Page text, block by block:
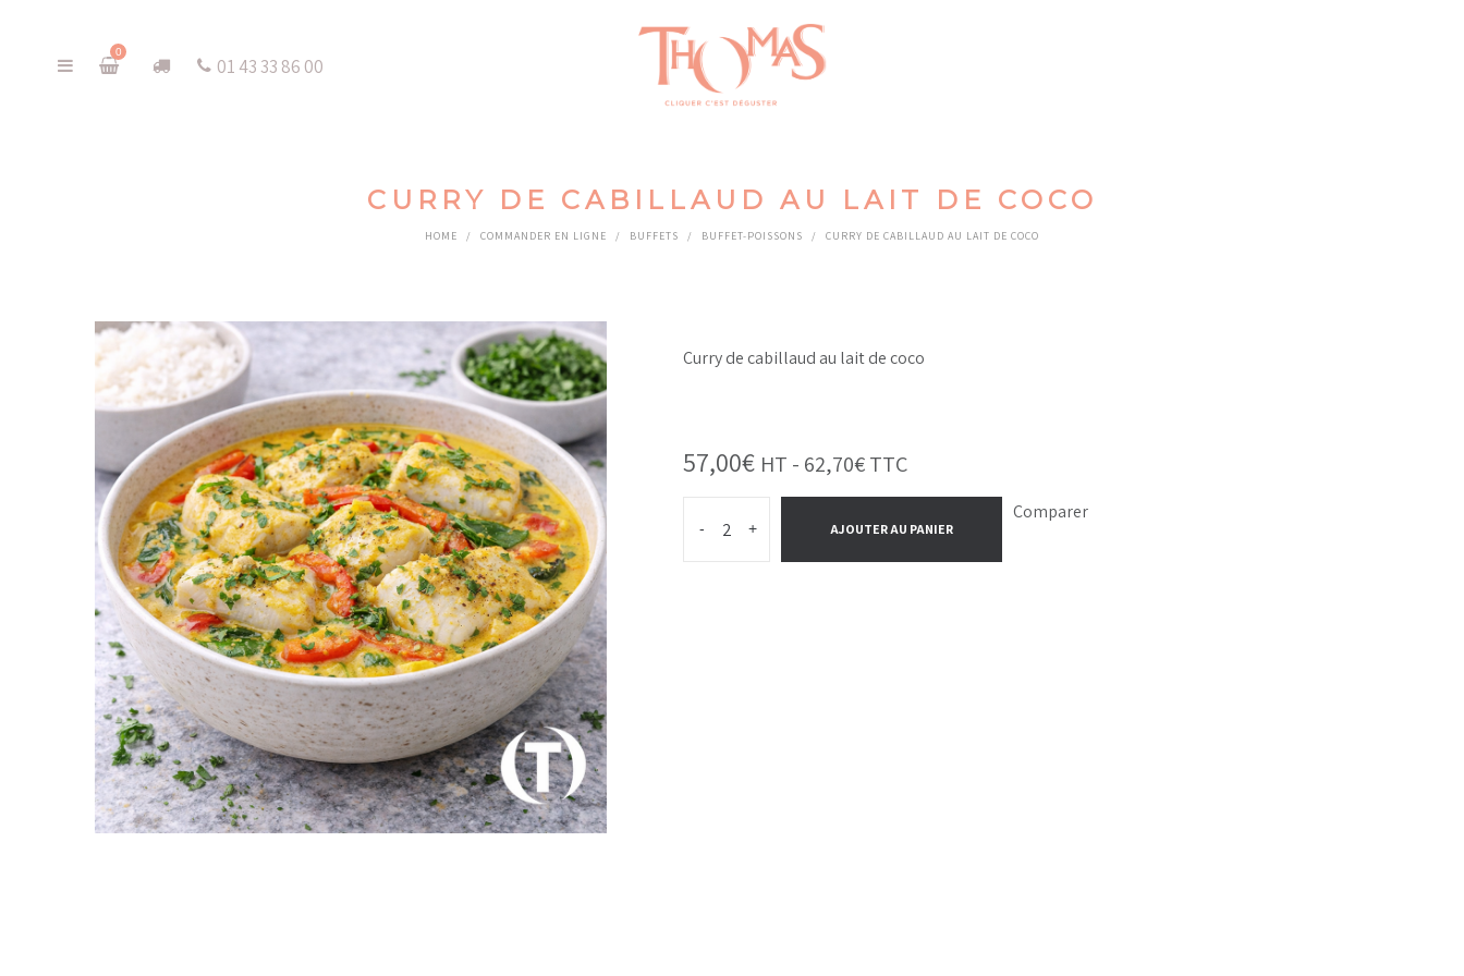
0
01 43 33 86 00
CURRY DE CABILLAUD AU LAIT DE COCO
HOME / COMMANDER EN LIGNE / BUFFETS / BUFFET-POISSONS / CURRY DE CABILLAUD AU LAIT DE COCO
Curry de cabillaud au lait de coco
57,00€ HT - 62,70€TTC
- + AJOUTER AU PANIER
Comparer